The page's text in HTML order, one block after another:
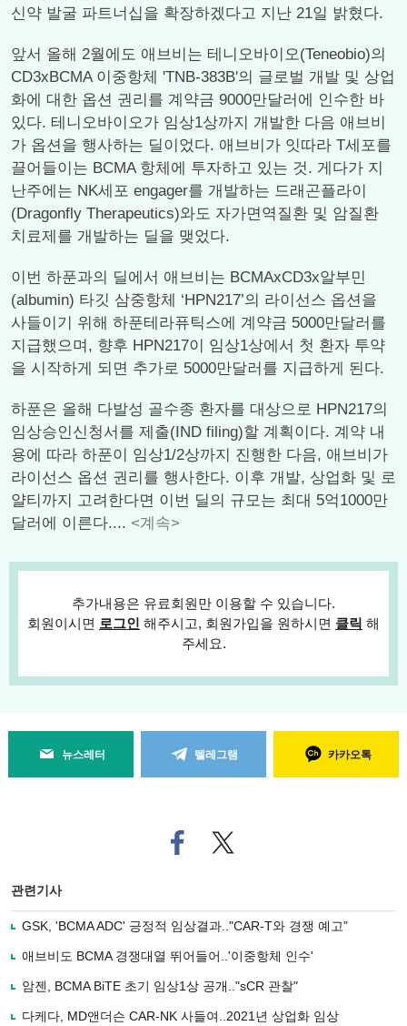
신약 발굴 파트너십을 확장하겠다고 지난 21일 밝혔다.
앞서 올해 2월에도 애브비는 테니오바이오(Teneobio)의
CD3xBCMA 이중항체 'TNB-383B'의 글로벌 개발 및 상업
화에 대한 옵션 권리를 계약금 9000만달러에 인수한 바
있다. 테니오바이오가 임상1상까지 개발한 다음 애브비
가 옵션을 행사하는 딜이었다. 애브비가 잇따라 T세포를
끌어들이는 BCMA 항체에 투자하고 있는 것. 게다가 지
난주에는 NK세포 engager를 개발하는 드래곤플라이
(Dragonfly Therapeutics)와도 자가면역질환 및 암질환
치료제를 개발하는 딜을 맺었다.
이번 하푼과의 딜에서 애브비는 BCMAxCD3x알부민
(albumin) 타깃 삼중항체 ‘HPN217’의 라이선스 옵션을
사들이기 위해 하푼테라퓨틱스에 계약금 5000만달러를
지급했으며, 향후 HPN217이 임상1상에서 첫 환자 투약
을 시작하게 되면 추가로 5000만달러를 지급하게 된다.
하푼은 올해 다발성 골수종 환자를 대상으로 HPN217의
임상승인신청서를 제출(IND filing)할 계획이다. 계약 내
용에 따라 하푼이 임상1/2상까지 진행한 다음, 애브비가
라이선스 옵션 권리를 행사한다. 이후 개발, 상업화 및 로
얄티까지 고려한다면 이번 딜의 규모는 최대 5억1000만
달러에 이른다.... <계속>
추가내용은 유료회원만 이용할 수 있습니다.
회원이시면 로그인 해주시고, 회원가입을 원하시면 클릭 해
주세요.
뉴스레터 텔레그램 카카오톡
페
이
로
기
사
유
기
트위
터로
관련기사
GSK, 'BCMA ADC' 긍정적 임상결과.."CAR-T와 경쟁 예고"
애브비도 BCMA 경쟁대열 뛰어들어..'이중항체 인수'
암젠, BCMA BiTE 초기 임상1상 공개.."sCR 관찰"
다케다, MD앤더슨 CAR-NK 사들여..2021년 상업화 임상